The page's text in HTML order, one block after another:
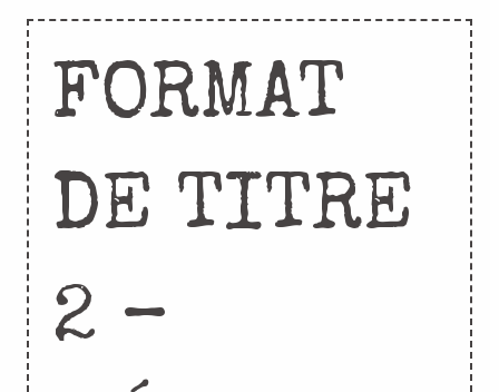
FORMAT
DE TITRE
2 –